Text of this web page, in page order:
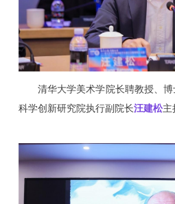
清华大学美术学院长聘教授、
科学创新研究院执行副院长汪建松主